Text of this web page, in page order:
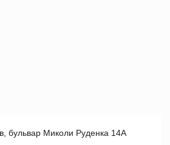
бульвар Миколи Руденка 14А